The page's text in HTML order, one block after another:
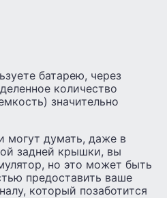
батарею, через
количество
значительно
могут думать, даже в
задней крышки, вы
но это может быть
предоставить ваше
который позаботится